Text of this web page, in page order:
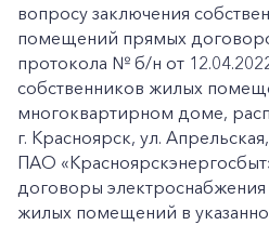
вопросу заключения
помещений прямых
протокола № б/н от
собственников жилых
многоквартирном доме,
г. Красноярск, ул.
ПАО
договоры электроснабжения
жилых помещений в